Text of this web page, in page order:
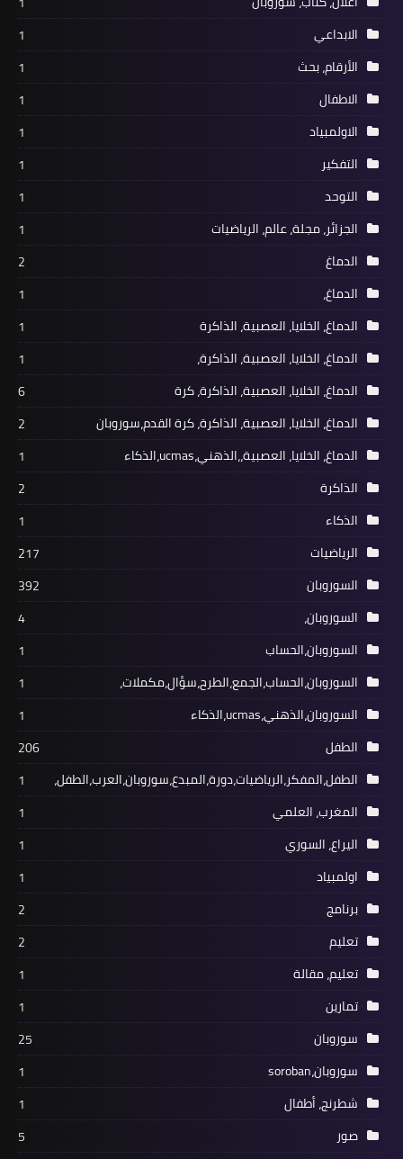
الابداعي
1
الأرقام، بحث
1
الاطفال
1
الاولمبياد
1
التفكير
1
التوحد
1
الجزائر، مجلة، عالم، الرياضيات
1
الدماغ
2
الدماغ،
1
الدماغ، الخلايا، العصبية، الذاكرة
1
الدماغ، الخلايا، العصبية، الذاكرة،
1
الدماغ، الخلايا، العصبية، الذاكرة، كرة
6
الدماغ، الخلايا، العصبية، الذاكرة، كرة القدم،سوروبان
2
الدماغ، الخلايا، العصبية،،الذهني،ucmas،الذكاء
1
الذاكرة
2
الذكاء
1
الرياضيات
217
السوروبان
392
السوروبان،
4
السوروبان،الحساب
1
السوروبان،الحساب،الجمع،الطرح،سؤال،مكملات،
1
السوروبان،الذهني،ucmas،الذكاء
1
الطفل
206
الطفل،المفكر،الرياضيات،دورة،المبدع،سوروبان،العرب،الطفل،
1
المغرب، العلمي
1
اليراع، السوري
1
اولمبياد
1
برنامج
2
تعليم
2
تعليم، مقالة
1
تمارين
1
سوروبان
25
سوروبان،soroban
1
شطرنج، أطفال
1
صور
5